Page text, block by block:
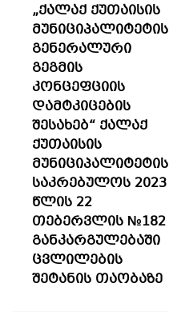
„ქალაქ ქუთაისის
მუნიციპალიტეტის
გენერალური
გეგმის
კონცეფციის
დამტკიცების
შესახებ“ ქალაქ
ქუთაისის
მუნიციპალიტეტის
საკრებულოს 2023
წლის 22
თებერვლის №182
განკარგულებაში
ცვლილების
შეტანის თაობაზე